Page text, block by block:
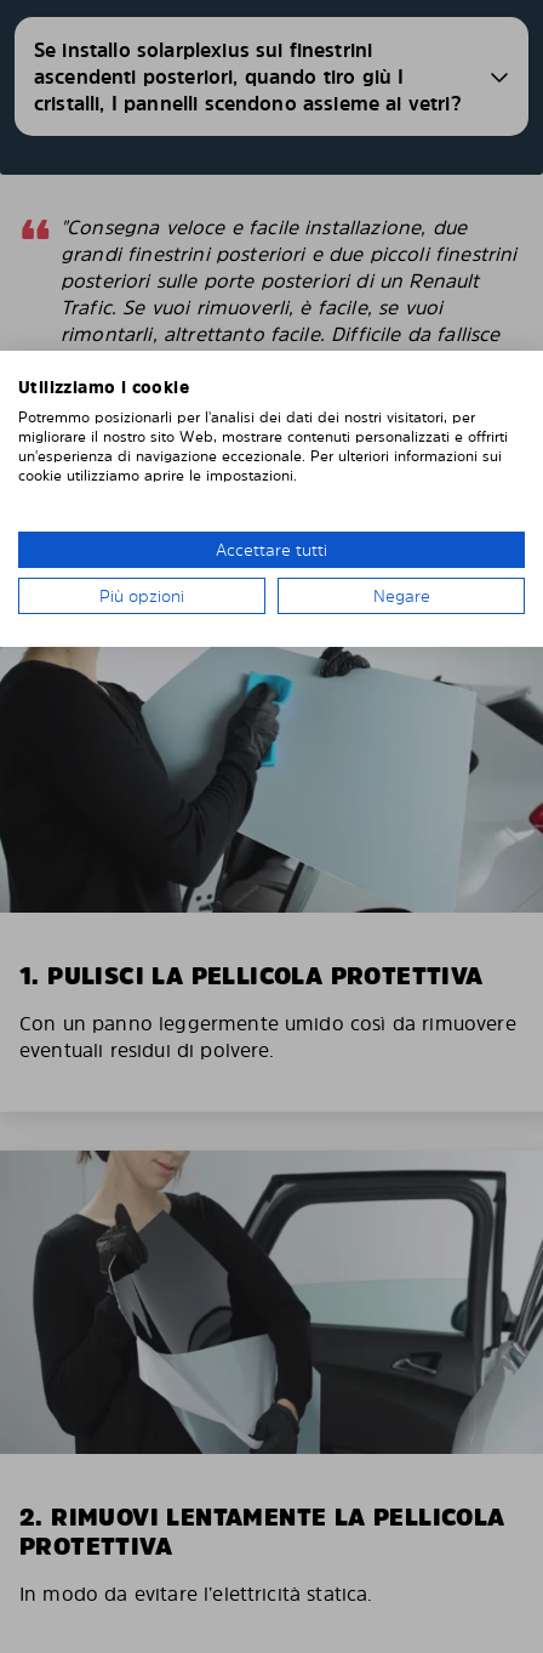
Se installo solarplexius sui finestrini
ascendenti posteriori, quando tiro giù I
cristalli, I pannelli scendono assieme ai vetri?
"Consegna veloce e facile installazione, due
grandi finestrini posteriori e due piccoli finestrini
posteriori sulle porte posteriori di un Renault
Trafic. Se vuoi rimuoverli, è facile, se vuoi
rimontarli, altrettanto facile. Difficile da fallisce
più intelligenti delle pellicole protettive che
attacchi direttamente alla finestra. "
Robert
INSTALLAZIONE DI SOLARPLEXIUS
1. PULISCI LA PELLICOLA PROTETTIVA
Con un panno leggermente umido così da rimuovere
eventuali residui di polvere.
2. RIMUOVI LENTAMENTE LA PELLICOLA
PROTETTIVA
In modo da evitare l’elettricità statica.
Utilizziamo i cookie
Potremmo posizionarli per l'analisi dei dati dei nostri visitatori, per
migliorare il nostro sito Web, mostrare contenuti personalizzati e offrirti
un'esperienza di navigazione eccezionale. Per ulteriori informazioni sui
cookie utilizziamo aprire le impostazioni.
Accettare tutti
Più opzioni Negare